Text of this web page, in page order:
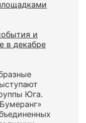
и
в декабре
Юга.